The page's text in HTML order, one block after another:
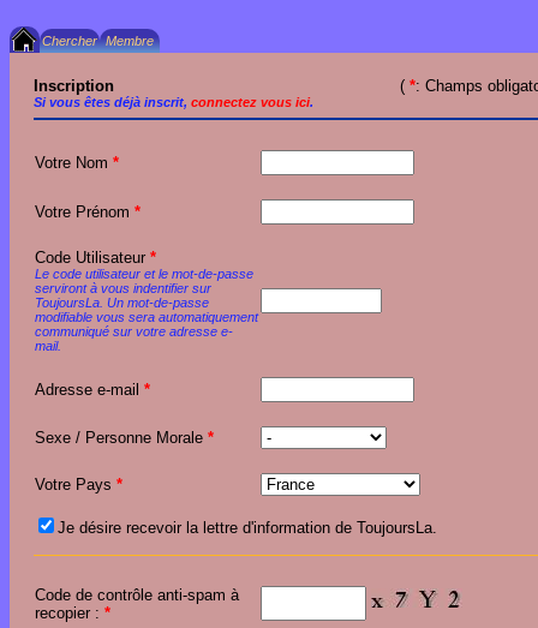
Inscription
Si vous êtes déjà inscrit, connectez vous ici.
( *: Champs
Votre Nom *
Votre Prénom *
Code Utilisateur *
Le code utilisateur et le mot-de-passe
serviront à vous indentifier sur
ToujoursLa. Un mot-de-passe
modifiable vous sera automatiquement
communiqué sur votre adresse e-
mail.
Adresse e-mail *
Sexe / Personne Morale *
Votre Pays *
Je désire recevoir la lettre d'information de ToujoursLa.
Code de contrôle anti-spam à
recopier : *